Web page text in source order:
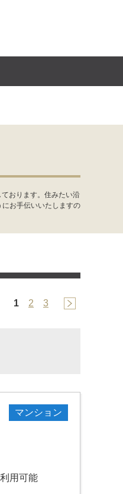
おります。住みたい沿
お手伝いいたしますの
1 2 3
マンション
用可能